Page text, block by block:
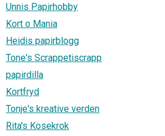
Unnis Papirhobby
Kort o Mania
Heidis papirblogg
Tone's Scrappetiscrapp
papirdilla
Kortfryd
Tonje's kreative verden
Rita's Kosekrok